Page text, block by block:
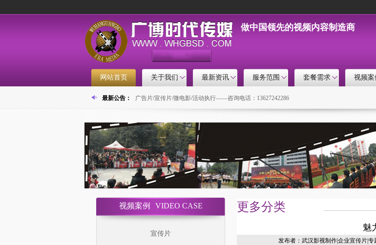
做中国领先的视频内容制造商
网站首页 关于我们 最新资讯 服务范围 套餐需求 视频案
最新公告：
欢迎访问广博时代传媒网！
广告片/宣传片/微电影/活动执行——咨询电话：13627242286
视频案例 VIDEO CASE
宣传片
更多分类
魅
发布者：武汉影视制作|企业宣传